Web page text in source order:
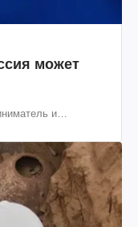
может
и